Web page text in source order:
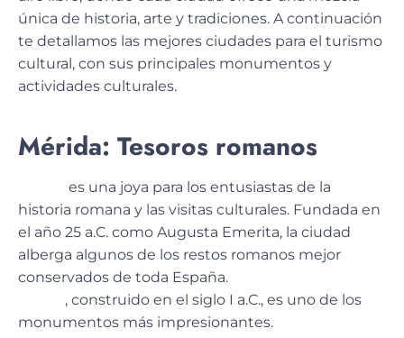
única de historia, arte y tradiciones. A continuación
te detallamos las mejores ciudades para el turismo
cultural, con sus principales monumentos y
actividades culturales.
Mérida: Tesoros romanos
es una joya para los entusiastas de la
historia romana y las visitas culturales. Fundada en
el año 25 a.C. como Augusta Emerita, la ciudad
alberga algunos de los restos romanos mejor
conservados de toda España.
, construido en el siglo I a.C., es uno de los
monumentos más impresionantes.